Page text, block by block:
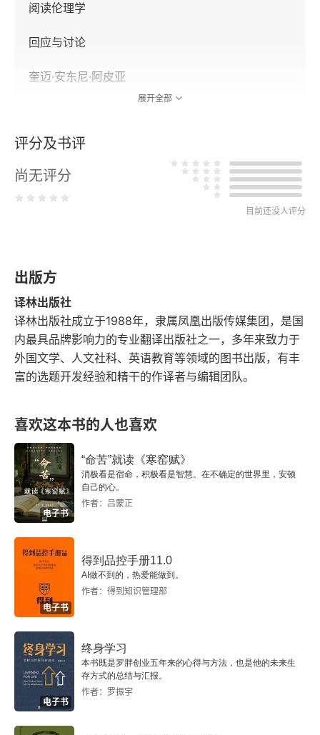
阅读伦理学
回应与讨论
奎迈·安东尼·阿皮亚
德里克·阿特里奇
讨论环节1：阅读伦理学
克服通往王国和命运的障碍：阅读伦理学和大学的管
理者
回应与讨论
理查德·森尼特
讨论环节2：阅读伦理学与职业
第三部分 人文学科与人权
另一个人的呼告
论人文学科与人权
回应与讨论
金姆·莱恩·谢佩勒
迪迪埃·法桑
讨论环节3：人文学科与人权
展开全部
评分及书评
尚无评分
目前还没人评分
出版方
译林出版社
译林出版社成立于1988年，隶属凤凰出版传媒集团，是国
内最具品牌影响力的专业翻译出版社之一，多年来致力于
外国文学、人文社科、英语教育等领域的图书出版，有丰
富的选题开发经验和精干的作译者与编辑团队。
喜欢这本书的人也喜欢
电子书
“命苦”就读《寒窑赋》
消极看是宿命，积极看是智慧。在不确定的世界里，安顿
自己的心。
作者：吕蒙正
电子书
得到品控手册11.0
AI做不到的，热爱能做到。
作者：得到知识管理部
电子书
终身学习
本书既是罗胖创业五年来的心得与方法，也是他的未来生
存方式的总结与汇报。
作者：罗振宇